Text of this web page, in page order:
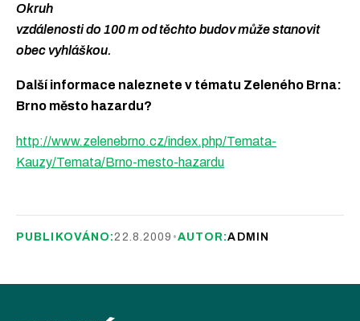
Okruh
vzdálenosti do 100 m od těchto budov může stanovit
obec vyhláškou.
Další informace naleznete v tématu Zeleného Brna:
Brno město hazardu?
http://www.zelenebrno.cz/index.php/Temata-
Kauzy/Temata/Brno-mesto-hazardu
PUBLIKOVÁNO:22.8.2009 •AUTOR:ADMIN